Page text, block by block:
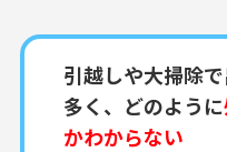
引越しや大掃除
多く、どのように
かわからない